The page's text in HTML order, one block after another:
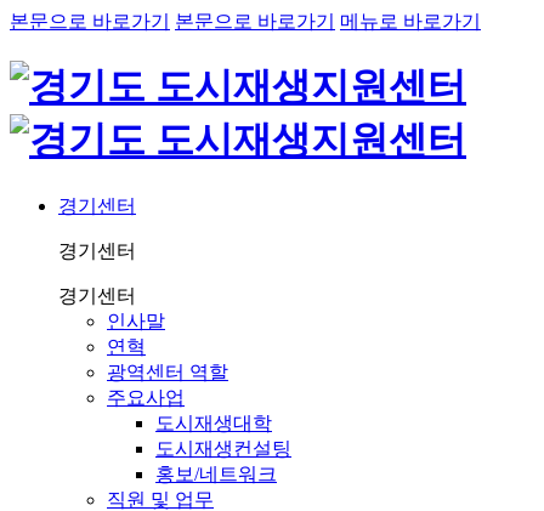
본문으로 바로가기 본문으로 바로가기 메뉴로 바로가기
경기센터
경기센터
경기센터
인사말
연혁
광역센터 역할
주요사업
도시재생대학
도시재생컨설팅
홍보/네트워크
직원 및 업무